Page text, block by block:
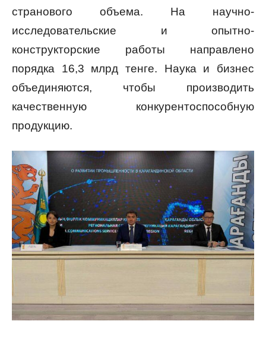
странового объема. На научно-
исследовательские и опытно-
конструкторские работы направлено
порядка 16,3 млрд тенге. Наука и бизнес
объединяются, чтобы производить
качественную конкурентоспособную
продукцию.